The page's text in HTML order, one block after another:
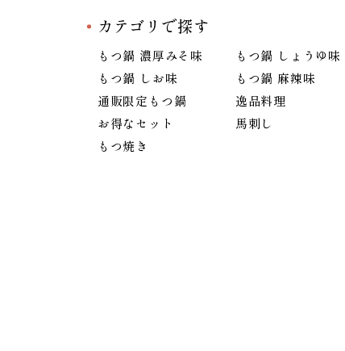
カテゴリで探す
もつ鍋 濃厚みそ味
もつ鍋 しょうゆ味
もつ鍋 しお味
もつ鍋 麻辣味
通販限定もつ鍋
逸品料理
お得なセット
馬刺し
もつ焼き